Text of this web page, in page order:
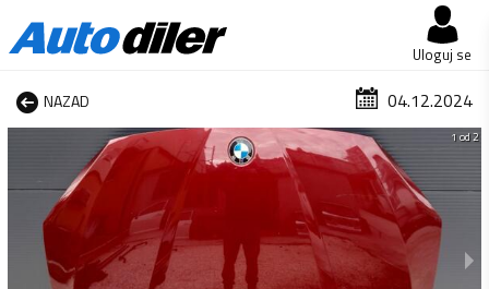
Uloguj se
NAZAD 04.12.2024
1 od 2